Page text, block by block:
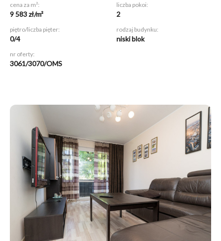
cena za m²:
9 583 zł/m²
liczba pokoi:
2
piętro/liczba pięter:
0/4
rodzaj budynku:
niski blok
nr oferty:
3061/3070/OMS